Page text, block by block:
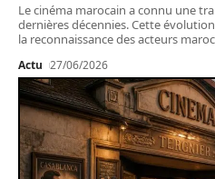
Le cinéma marocain a connu une
dernières décennies. Cette
la reconnaissance des acteurs
Actu 27/06/2026